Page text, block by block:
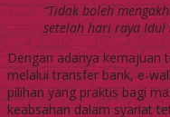
“Tidak boleh
setelah hari raya Idul
Dengan adanya kemajuan
melalui transfer bank, e-
pilihan yang praktis bagi
keabsahan dalam syariat